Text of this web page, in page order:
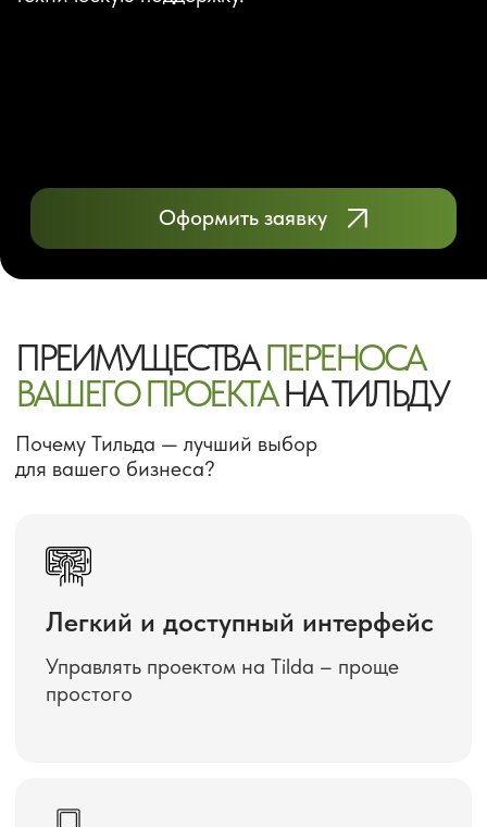
для вашего бизнеса?
простого
Аналитика и CRM
так же уже имметься более 550+
готовых блоков